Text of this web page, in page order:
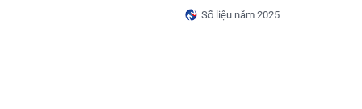
Số liệu năm 2025